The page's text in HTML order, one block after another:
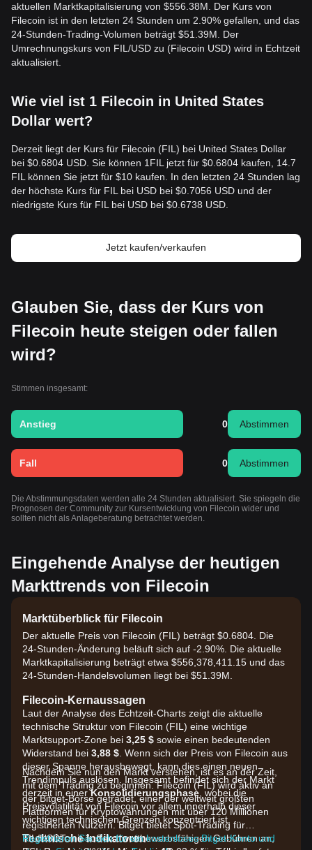
aktuellen Marktkapitalisierung von $556.38M. Der Kurs von
Filecoin ist in den letzten 24 Stunden um 2.90% gefallen, und das
24-Stunden-Trading-Volumen beträgt $51.39M. Der
Umrechnungskurs von FIL/USD zu (Filecoin USD) wird in Echtzeit
aktualisiert.
Wie viel ist 1 Filecoin in United States
Dollar wert?
Derzeit liegt der Kurs für Filecoin (FIL) bei United States Dollar
bei $0.6804 USD. Sie können 1FIL jetzt für $0.6804 kaufen, 14.7
FIL können Sie jetzt für $10 kaufen. In den letzten 24 Stunden lag
der höchste Kurs für FIL bei USD bei $0.7056 USD und der
niedrigste Kurs für FIL bei USD bei $0.6738 USD.
Jetzt kaufen/verkaufen
Glauben Sie, dass der Kurs von
Filecoin heute steigen oder fallen
wird?
Stimmen insgesamt:
Anstieg 0 Abstimmen
Fall 0 Abstimmen
Die Abstimmungsdaten werden alle 24 Stunden aktualisiert. Sie spiegeln die
Prognosen der Community zur Kursentwicklung von Filecoin wider und
sollten nicht als Anlageberatung betrachtet werden.
Eingehende Analyse der heutigen
Markttrends von Filecoin
Marktüberblick für Filecoin
Der aktuelle Preis von Filecoin (FIL) beträgt $0.6804. Die
24-Stunden-Änderung beläuft sich auf -2.90%. Die aktuelle
Marktkapitalisierung beträgt etwa $556,378,411.15 und das
24-Stunden-Handelsvolumen liegt bei $51.39M.
Filecoin-Kernaussagen
Laut der Analyse des Echtzeit-Charts zeigt die aktuelle
technische Struktur von Filecoin (FIL) eine wichtige
Marktsupport-Zone bei 3,25 $ sowie einen bedeutenden
Widerstand bei 3,88 $ . Wenn sich der Preis von Filecoin aus
dieser Spanne herausbewegt, kann dies einen neuen
Trendimpuls auslösen. Insgesamt befindet sich der Markt
derzeit in einerKonsolidierungsphase , wobei die
Preisvolatilität von Filecoin vor allem innerhalb dieser
wichtigen technischen Grenzen konzentriert ist.
Technische Indikatoren
Nachdem Sie nun den Markt verstehen, ist es an der Zeit,
mit dem Trading zu beginnen. Filecoin (FIL) wird aktiv an
der Bitget-Börse getradet, einer der weltweit größten
Plattformen für Kryptowährungen mit über 120 Millionen
registrierten Nutzern. Bitget bietet Spot-Trading für
FIL/USDT mit äußerst wettbewerbsfähigen Gebühren an,
Registrieren Sie sich für ein kostenloses Bitget-Konto und